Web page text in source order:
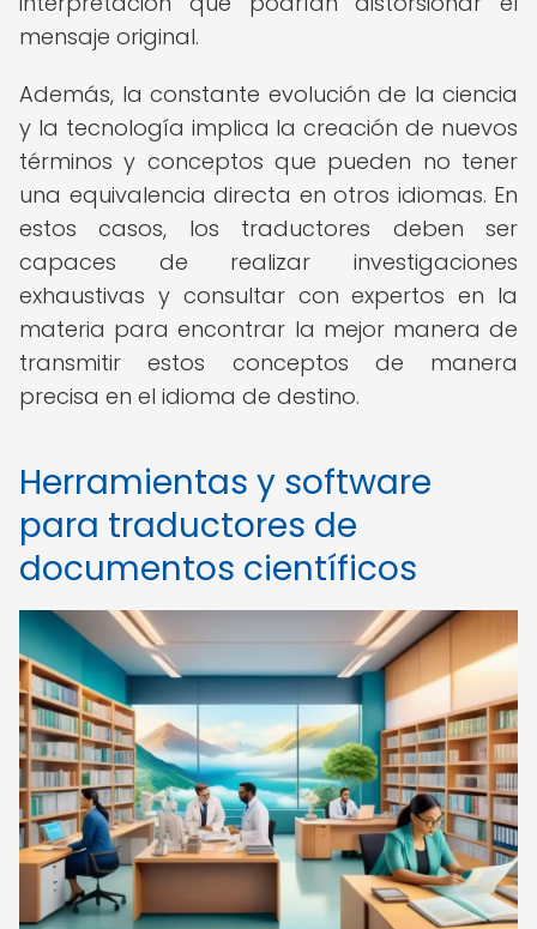
mensaje original.
Además, la constante evolución de la ciencia
y la tecnología implica la creación de nuevos
términos y conceptos que pueden no tener
una equivalencia directa en otros idiomas. En
estos casos, los traductores deben ser
capaces de realizar investigaciones
exhaustivas y consultar con expertos en la
materia para encontrar la mejor manera de
transmitir estos conceptos de manera
precisa en el idioma de destino.
Herramientas y software
para traductores de
documentos científicos